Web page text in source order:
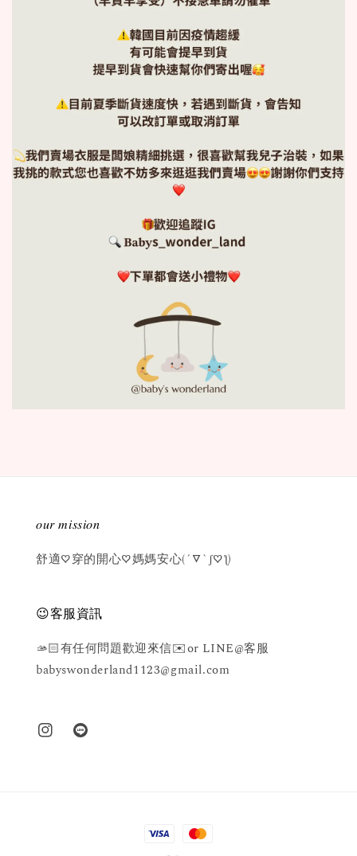
𝑜𝑢𝑟 𝑚𝑖𝑠𝑠𝑖𝑜𝑛
舒適♡穿的開心♡媽媽安心(´▽`ʃ♡ƪ)
😉客服資訊
🫴🏻有任何問題歡迎來信✉️or LINE@客服
babyswonderland1123@gmail.com